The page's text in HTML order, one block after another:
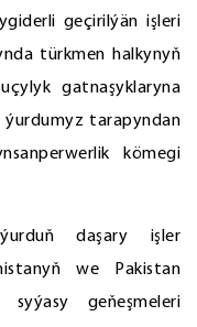
geçirilýän işleri
türkmen halkynyň
gatnaşyklaryna
ýurdumyz tarapyndan
kömegi
daşary işler
we Pakistan
syýasy geňeşmeleri